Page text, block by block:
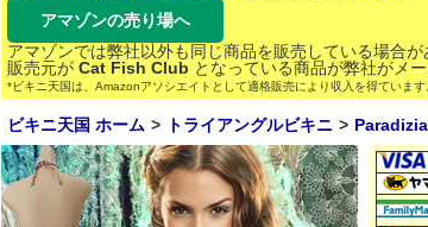
アマゾンの売り場へ
アマゾンでは弊社以外も同じ商品を販売している場合が
販売元が Cat Fish Club となっている商品が弊社がメ
*ビキニ天国は、Amazonアソシエイトとして適格販売により収入を得ています
ビキニ天国 ホーム トライアングルビキニ